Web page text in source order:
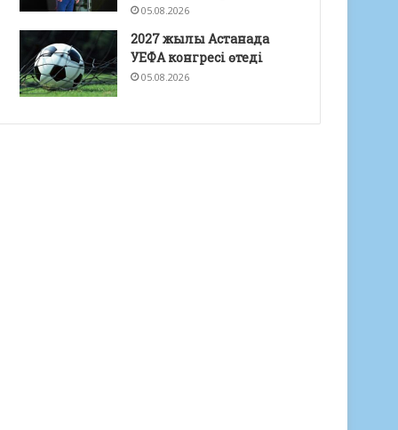
05.08.2026
2027 жылы Астанада
УЕФА конгресі өтеді
05.08.2026